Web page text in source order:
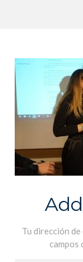
Tu dirección
campos